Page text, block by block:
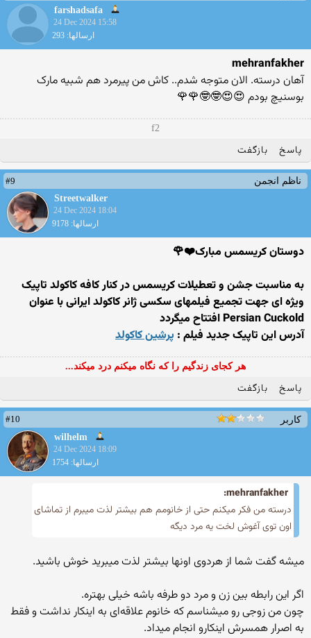
farshadsafa
24 Dec 2024 15:58
ارسالها: 293
mehranfakher
آهان درسته. الان متوجه شدم.. کاش من پیرمرد هم شبیه مارک
بوسنیچ بودم 😍😍🤓🤓🌹🌹
f2
پاسخ بازگفت
ناظم انجمن
#9
Streetwalker
24 Dec 2024 18:04
ارسالها: 9178
دوستان کریسمس مبارک❤️🌹
به مناسبت جشن و تعطیلات کریسمس در کنار کافه کاکولد تاپیک
ویژه ای جهت تجمیع فیلمهای سکسی ژانر کاکولد ایرانی با عنوان
Persian Cuckold افتتاح میگردد
آدرس این تاپیک جدید فیلم : پرشین کاکولد
هر کجای زندگیم را که نگاه میکنم درد میکند...
پاسخ بازگفت
کاربر
#10
wilhelm
24 Dec 2024 18:09
ارسالها: 1754
mehranfakher:
درسته من فکر میکنم حتی از خانومم هم بیشتر لذت میبرم از تماشای
اون توی آغوش لخت یه مرد دیگه
میشه گفت شما از هردوی اونها بیشتر لذت میبرید خوش باشید.
اگر این رابطه بین زن و مرد دو طرفه باشه خیلی بهتره.
چون من زوجی رو میشناسم که خانوم علاقه‌ای به اینکار نداشت و فقط
به اصرار همسرش اینکارو انجام میداد.